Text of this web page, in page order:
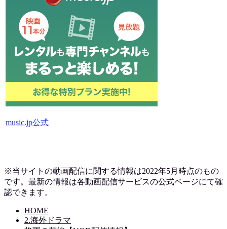
music.jp公式
※当サイトの動画配信に関する情報は2022年5月時点のもの
です。最新の情報は各動画配信サービスの公式ページにて確
認できます。
HOME
2.海外ドラマ